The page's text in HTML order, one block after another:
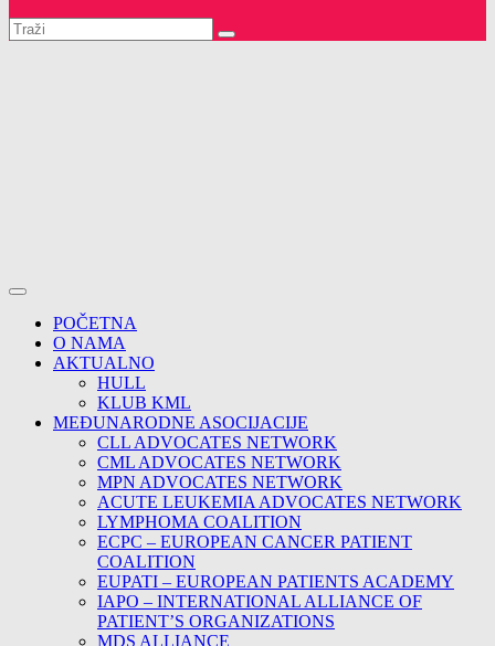
POČETNA
O NAMA
AKTUALNO
HULL
KLUB KML
MEĐUNARODNE ASOCIJACIJE
CLL ADVOCATES NETWORK
CML ADVOCATES NETWORK
MPN ADVOCATES NETWORK
ACUTE LEUKEMIA ADVOCATES NETWORK
LYMPHOMA COALITION
ECPC – EUROPEAN CANCER PATIENT
COALITION
EUPATI – EUROPEAN PATIENTS ACADEMY
IAPO – INTERNATIONAL ALLIANCE OF
PATIENT’S ORGANIZATIONS
MDS ALLIANCE